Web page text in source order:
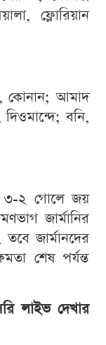
ফ্লোরিয়ান
কোনান; আমাদ
বনি,
৩-২ গোলে জয়
জার্মানির
জার্মানদের
শেষ পর্যন্ত
লাইভ দেখার